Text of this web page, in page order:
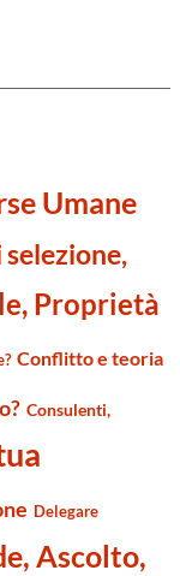
Umane
Proprietà
Conflitto e teoria
Consulenti,
Delegare
Ascolto,